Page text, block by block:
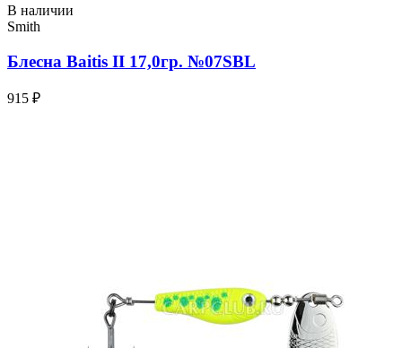
В наличии
Smith
Блесна Baitis II 17,0гр. №07SBL
915 ₽